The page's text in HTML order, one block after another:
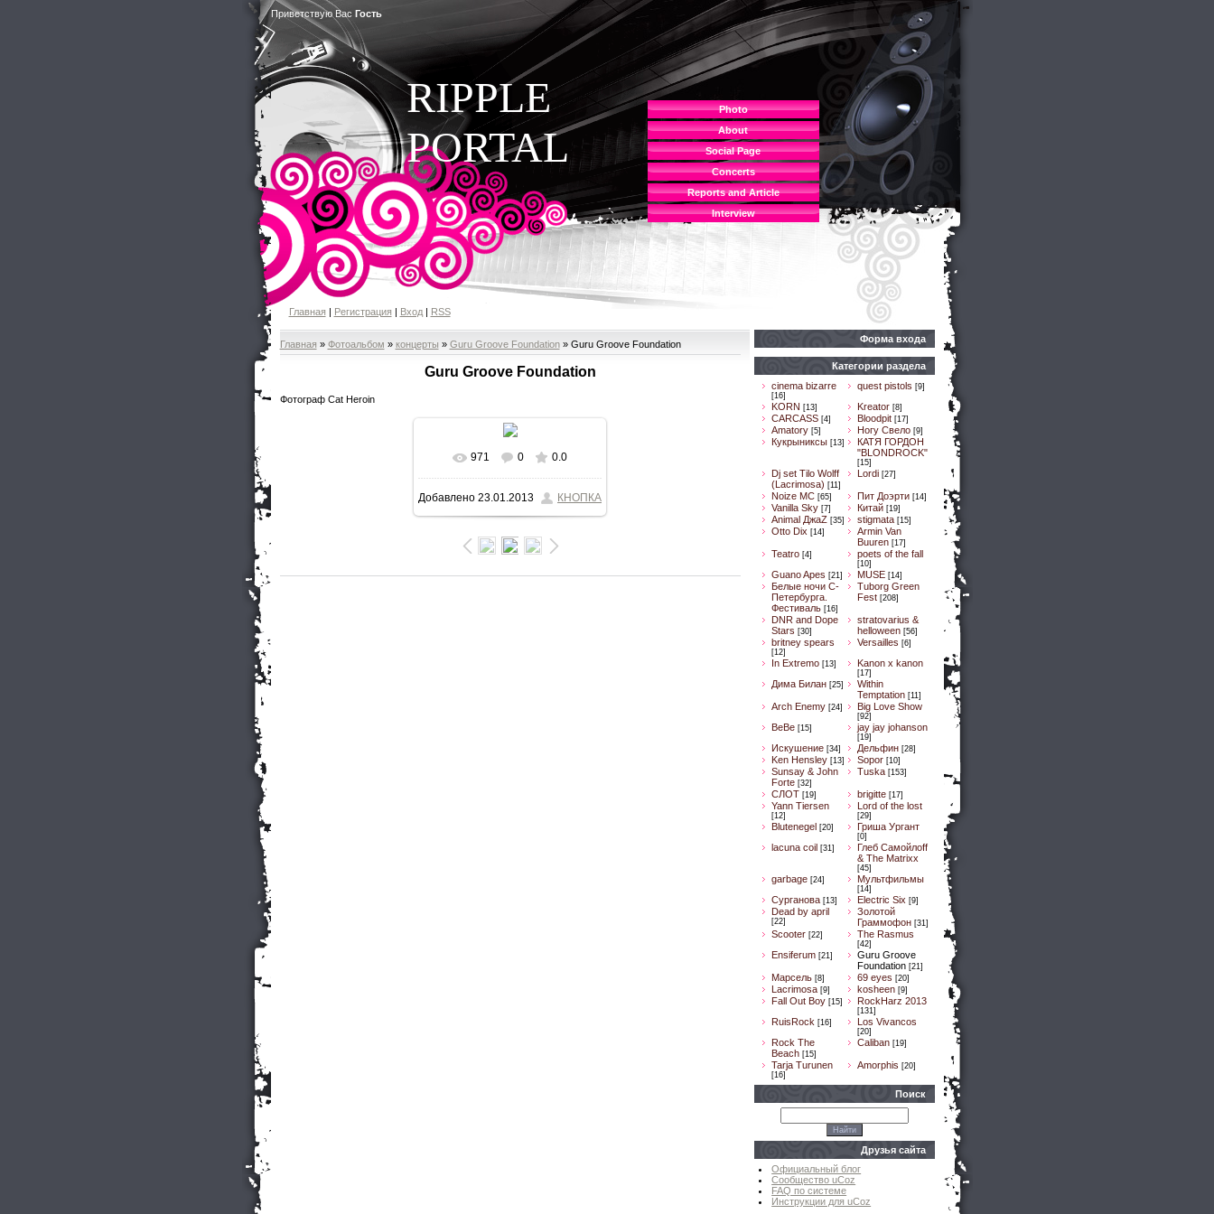
Приветствую Вас Гость
Photo
About
Social Page
Concerts
Reports and Article
Interview
RIPPLE
PORTAL
Главная| Регистрация| Вход| RSS
Главная » Фотоальбом » концерты » Guru Groove Foundation» Guru Groove Foundation
Guru Groove Foundation
Фотограф Cat Heroin
В реальном размере
624x640/ 90.6Kb
971 0 0.0
Добавлено 23.01.2013 КНОПКА
Форма входа
Категории раздела
cinema bizarre
[16]
quest pistols [9]
KORN [13] Kreator [8]
CARCASS [4] Bloodpit [17]
Amatory [5] Ногу Свело [9]
Кукрыниксы [13]
КАТЯ ГОРДОН
"BLONDROCK"
[15]
Dj set Tilo Wolff
(Lacrimosa) [11]
Lordi [27]
Noize MC [65] Пит Доэрти [14]
Vanilla Sky [7] Китай [19]
Animal ДжaZ [35] stigmata [15]
Otto Dix [14]
Armin Van
Buuren [17]
Teatro [4] poets of the fall
[10]
Guano Apes [21] MUSE [14]
Белые ночи С-
Петербурга.
Фестиваль [16]
Tuborg Green
Fest [208]
DNR and Dope
Stars [30]
stratovarius &
helloween [56]
britney spears
[12]
Versailles [6]
In Extremo [13] Kanon x kanon
[17]
Дима Билан [25]
Within
Temptation [11]
Arch Enemy [24] Big Love Show
[92]
BeBe [15] jay jay johanson
[19]
Искушение [34] Дельфин [28]
Ken Hensley [13] Sopor [10]
Sunsay & John
Forte [32]
Tuska [153]
CЛОТ [19] brigitte [17]
Yann Tiersen
[12]
Lord of the lost
[29]
Blutenegel [20] Гриша Ургант
[0]
lacuna coil [31]
Глеб Самойлоff
& The Matrixx
[45]
garbage [24] Мультфильмы
[14]
Сурганова [13] Electric Six [9]
Dead by april
[22]
Золотой
Граммофон [31]
Scooter [22] The Rasmus
[42]
Ensiferum [21]
Guru Groove
Foundation [21]
Марсель [8] 69 eyes [20]
Lacrimosa [9] kosheen [9]
Fall Out Boy [15] RockHarz 2013
[131]
RuisRock [16] Los Vivancos
[20]
Rock The
Beach [15]
Caliban [19]
Tarja Turunen
[16]
Amorphis [20]
Поиск
Друзья сайта
Официальный блог
Сообщество uCoz
FAQ по системе
Инструкции для uCoz